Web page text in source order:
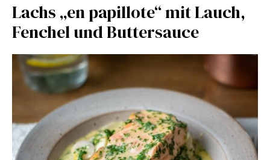
Lachs „en papillote“ mit Lauch,
Fenchel und Buttersauce